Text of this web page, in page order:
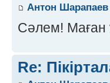
Антон Шарапаев
Сәлем! Маған
Re: